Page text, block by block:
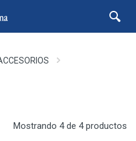
Mostrando 4 de 4 productos